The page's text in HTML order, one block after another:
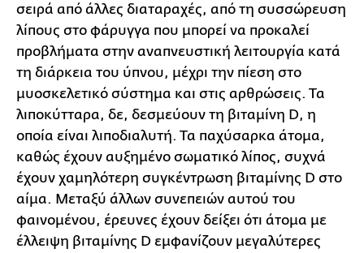
σειρά από άλλες διαταραχές, από τη συσσώρευση
λίπους στο φάρυγγα που μπορεί να προκαλεί
προβλήματα στην αναπνευστική λειτουργία κατά
τη διάρκεια του ύπνου, μέχρι την πίεση στο
μυοσκελετικό σύστημα και στις αρθρώσεις. Τα
λιποκύτταρα, δε, δεσμεύουν τη βιταμίνη D, η
οποία είναι λιποδιαλυτή. Τα παχύσαρκα άτομα,
καθώς έχουν αυξημένο σωματικό λίπος, συχνά
έχουν χαμηλότερη συγκέντρωση βιταμίνης D στο
αίμα. Μεταξύ άλλων συνεπειών αυτού του
φαινομένου, έρευνες έχουν δείξει ότι άτομα με
έλλειψη βιταμίνης D εμφανίζουν μεγαλύτερες